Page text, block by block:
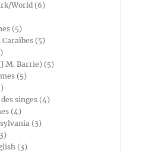
World (6)
(5)
Caraïbes (5)
Barrie) (5)
(5)
singes (4)
(4)
(3)
(3)